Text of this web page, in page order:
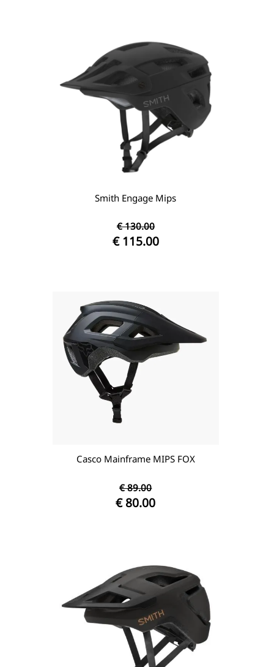
Smith Engage Mips
€ 130.00
€ 115.00
Casco Mainframe MIPS FOX
€ 89.00
€ 80.00